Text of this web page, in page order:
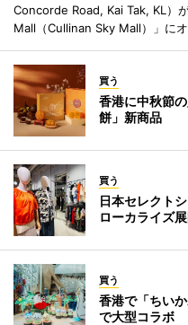
Concorde Road, Kai Tak, KL）
Mall（Cullinan Sky Mall）」にオ
買う
香港に中秋節
餅」新商品
買う
日本セレクト
ローカライズ
買う
香港で「ちい
で大型コラボ